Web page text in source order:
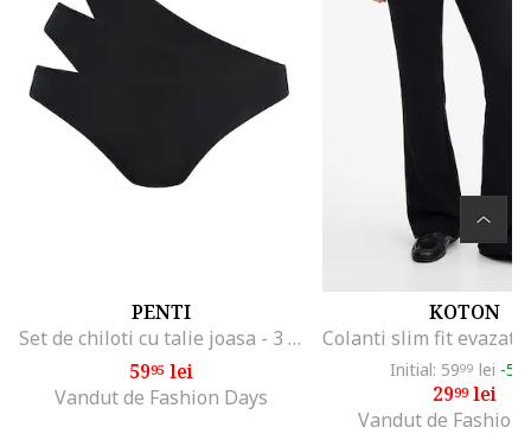
PENTI
Set de chiloti cu talie joasa - 3 perechi, Negru
5995 lei
Vandut de Fashion Days
KOTON
Initial: 5999 lei -
2999lei
Vandut de Fashion